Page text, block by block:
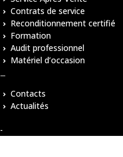
Contrats de service
Reconditionnement certifié
Formation
Audit professionnel
Matériel d’occasion
–
Contacts
Actualités
-